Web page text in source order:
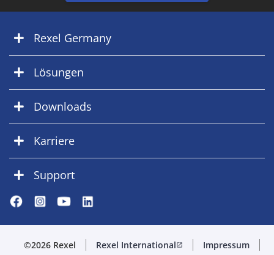
Rexel Germany
Lösungen
Downloads
Karriere
Support
©2026 Rexel Rexel Internationalopen_in_new Impressum